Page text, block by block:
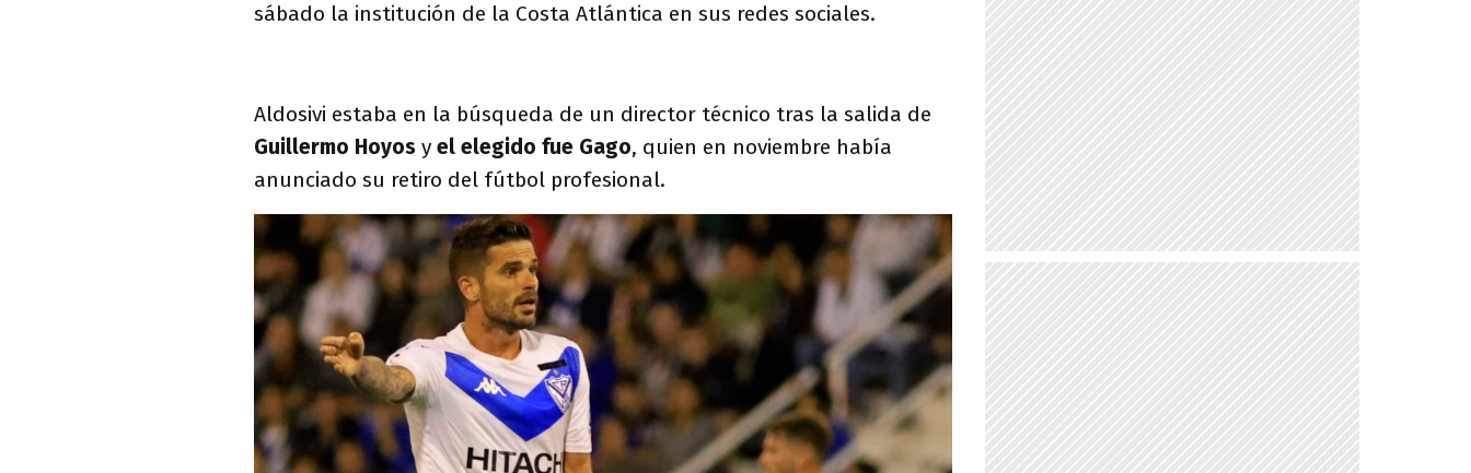
sábado la institución de la Costa Atlántica en sus redes sociales.
Aldosivi estaba en la búsqueda de un director técnico tras la salida de
Guillermo Hoyos y el elegido fue Gago, quien en noviembre había
anunciado su retiro del fútbol profesional.